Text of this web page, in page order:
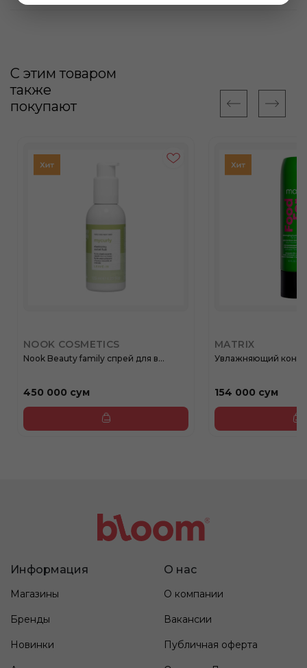
С этим товаром
также
покупают
NOOK COSMETICS
Nook Beauty family спрей для в...
450 000 сум
MATRIX
Увлажняющий
154 000 сум
Информация
Магазины
Бренды
Новинки
О нас
О компании
Вакансии
Публичная оферта